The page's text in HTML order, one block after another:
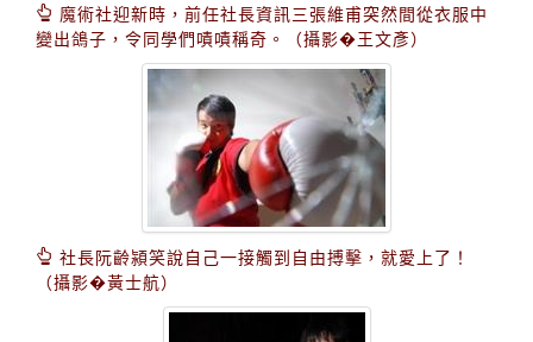
魔術社迎新時，前任社長資訊三張維甫突然間從衣服中
變出鴿子，令同學們嘖嘖稱奇。（攝影�王文彥）
社長阮齡潁笑說自己一接觸到自由搏擊，就愛上了！
（攝影�黃士航）